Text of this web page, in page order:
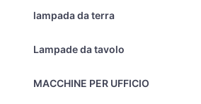
lampada da terra
Lampade da tavolo
MACCHINE PER UFFICIO